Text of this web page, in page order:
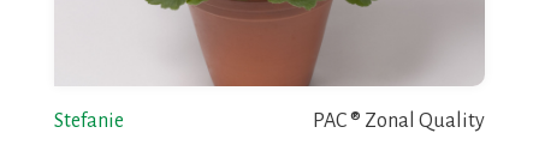
Stefanie PAC ® Zonal Quality